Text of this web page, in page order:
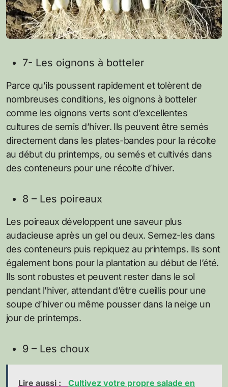
7- Les oignons à botteler
Parce qu’ils poussent rapidement et tolèrent de
nombreuses conditions, les oignons à botteler
comme les oignons verts sont d’excellentes
cultures de semis d’hiver. Ils peuvent être semés
directement dans les plates-bandes pour la récolte
au début du printemps, ou semés et cultivés dans
des conteneurs pour une récolte d’hiver.
8 – Les poireaux
Les poireaux développent une saveur plus
audacieuse après un gel ou deux. Semez-les dans
des conteneurs puis repiquez au printemps. Ils sont
également bons pour la plantation au début de l’été.
Ils sont robustes et peuvent rester dans le sol
pendant l’hiver, attendant d’être cueillis pour une
soupe d’hiver ou même pousser dans la neige un
jour de printemps.
9 – Les choux
Lire aussi : Cultivez votre propre salade en